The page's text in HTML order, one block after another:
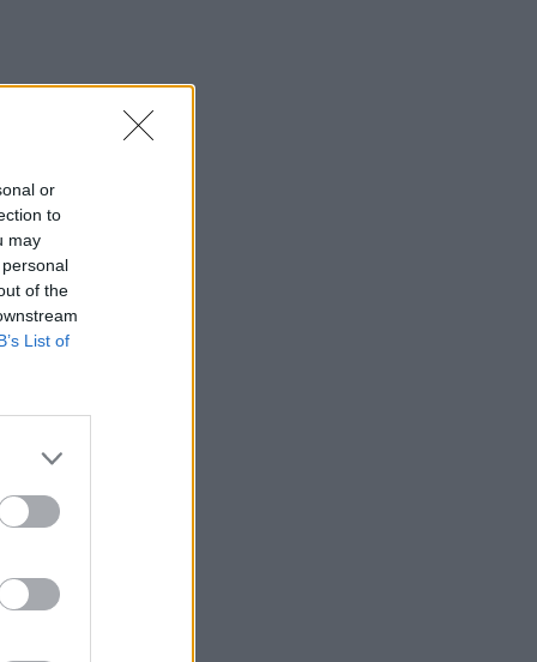
or
to
may
of the
List of
Τουρισμός για Όλους 2026: Άνοιξε η
πλατφόρμα για τα ΑΦΜ που λήγουν σε
7 ή 8